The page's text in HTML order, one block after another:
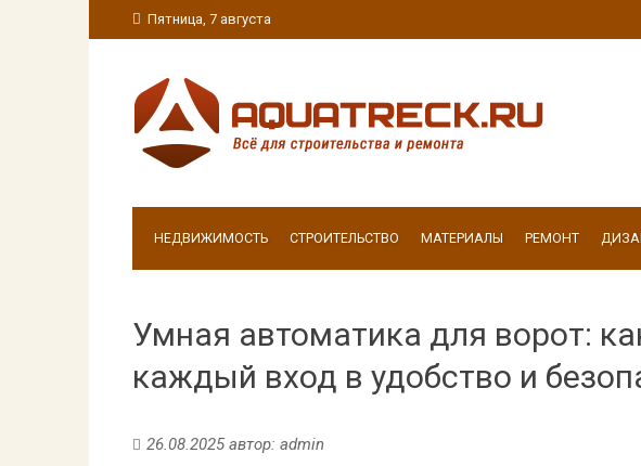
Пятница, 7 августа
НЕДВИЖИМОСТЬ СТРОИТЕЛЬСТВО МАТЕРИАЛЫ РЕМОНТ
Умная автоматика для ворот:
каждый вход в удобство и
26.08.2025автор: admin